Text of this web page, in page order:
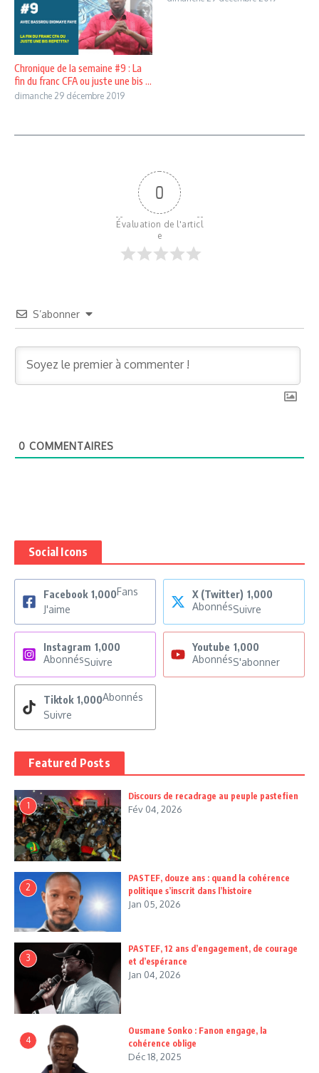
Chronique de la semaine #9 : La
fin du franc CFA ou juste une bis ...
dimanche 29 décembre 2019
0
Évaluation de l'articl
e
S’abonner
0 COMMENTAIRES
Social Icons
Facebook 1,000Fans
J'aime
X (Twitter) 1,000
AbonnésSuivre
Instagram 1,000
AbonnésSuivre
Youtube 1,000
AbonnésS'abonner
Tiktok 1,000Abonnés
Suivre
Featured Posts
1
Discours de recadrage au peuple pastefien
Fév 04, 2026
2
PASTEF, douze ans : quand la cohérence
politique s’inscrit dans l’histoire
Jan 05, 2026
3
PASTEF, 12 ans d’engagement, de courage
et d’espérance
Jan 04, 2026
4
Ousmane Sonko : Fanon engage, la
cohérence oblige
Déc 18, 2025